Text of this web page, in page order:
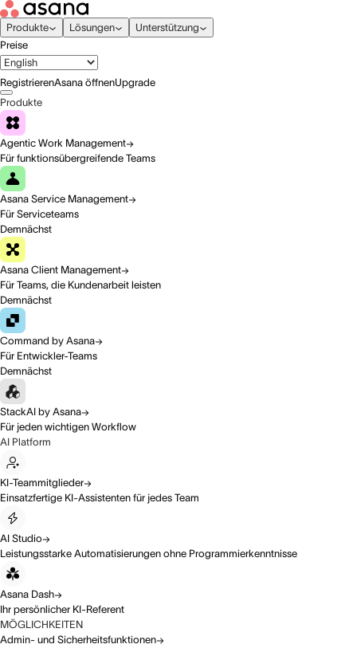
Produkte Lösungen
Unterstützung
Preise
RegistrierenAsana öffnenUpgrade
Produkte
Agentic Work Management
Für funktionsübergreifende Teams
Asana Service Management
Für Serviceteams
Demnächst
Asana Client Management
Für Teams, die Kundenarbeit leisten
Demnächst
Command by Asana
Für Entwickler-Teams
Demnächst
StackAI by Asana
Für jeden wichtigen Workflow
AI Platform
KI-Teammitglieder
Einsatzfertige KI-Assistenten für jedes Team
AI Studio
Leistungsstarke Automatisierungen ohne Programmierkenntnisse
Asana Dash
Ihr persönlicher KI-Referent
MÖGLICHKEITEN
Admin- und Sicherheitsfunktionen